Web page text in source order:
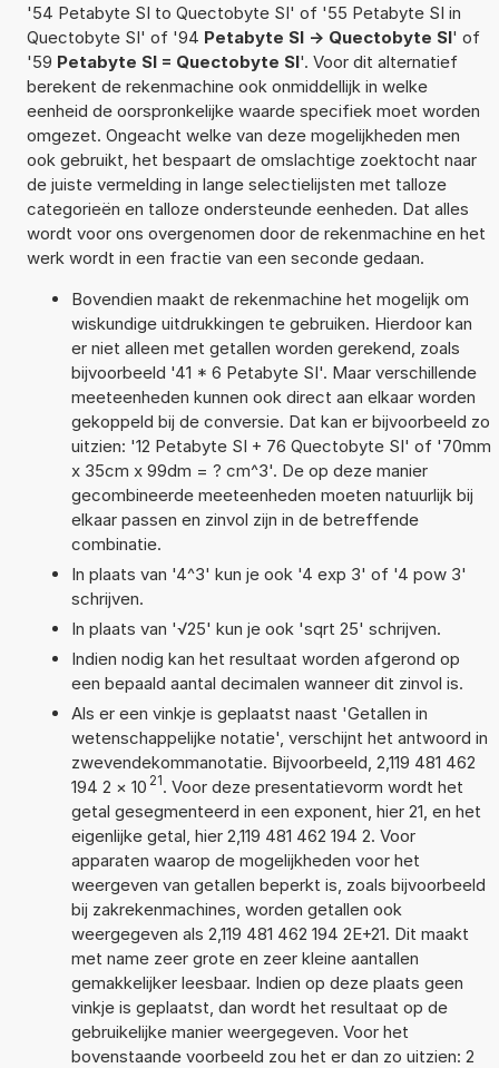
'54 Petabyte SI to Quectobyte SI' of '55 Petabyte SI in
Quectobyte SI' of '94 Petabyte SI -> Quectobyte SI' of
'59 Petabyte SI = Quectobyte SI'. Voor dit alternatief
berekent de rekenmachine ook onmiddellijk in welke
eenheid de oorspronkelijke waarde specifiek moet worden
omgezet. Ongeacht welke van deze mogelijkheden men
ook gebruikt, het bespaart de omslachtige zoektocht naar
de juiste vermelding in lange selectielijsten met talloze
categorieën en talloze ondersteunde eenheden. Dat alles
wordt voor ons overgenomen door de rekenmachine en het
werk wordt in een fractie van een seconde gedaan.
Bovendien maakt de rekenmachine het mogelijk om
wiskundige uitdrukkingen te gebruiken. Hierdoor kan
er niet alleen met getallen worden gerekend, zoals
bijvoorbeeld '41 * 6 Petabyte SI'. Maar verschillende
meeteenheden kunnen ook direct aan elkaar worden
gekoppeld bij de conversie. Dat kan er bijvoorbeeld zo
uitzien: '12 Petabyte SI + 76 Quectobyte SI' of '70mm
x 35cm x 99dm = ? cm^3'. De op deze manier
gecombineerde meeteenheden moeten natuurlijk bij
elkaar passen en zinvol zijn in de betreffende
combinatie.
In plaats van '4^3' kun je ook '4 exp 3' of '4 pow 3'
schrijven.
In plaats van '√25' kun je ook 'sqrt 25' schrijven.
Indien nodig kan het resultaat worden afgerond op
een bepaald aantal decimalen wanneer dit zinvol is.
Als er een vinkje is geplaatst naast 'Getallen in
wetenschappelijke notatie', verschijnt het antwoord in
zwevendekommanotatie. Bijvoorbeeld, 2,119 481 462
194 2 × 10 21. Voor deze presentatievorm wordt het
getal gesegmenteerd in een exponent, hier 21, en het
eigenlijke getal, hier 2,119 481 462 194 2. Voor
apparaten waarop de mogelijkheden voor het
weergeven van getallen beperkt is, zoals bijvoorbeeld
bij zakrekenmachines, worden getallen ook
weergegeven als 2,119 481 462 194 2E+21. Dit maakt
met name zeer grote en zeer kleine aantallen
gemakkelijker leesbaar. Indien op deze plaats geen
vinkje is geplaatst, dan wordt het resultaat op de
gebruikelijke manier weergegeven. Voor het
bovenstaande voorbeeld zou het er dan zo uitzien: 2